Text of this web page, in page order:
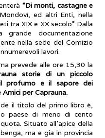
“Di monti, castagne e
ed altri Enti, nella
tra XIX e XX secolo” Dalla
grande documentazione
nella sede del Comizio
lavori.
prevede alle ore 15,30 la
storie di un piccolo
profumo e il sapore dei
Amici per Caprauna.
il titolo del primo libro è,
paese di meno di cento
Situato all'apice della
ma è già in provincia